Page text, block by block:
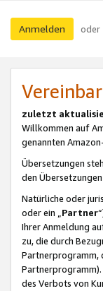
Anmelden oder
zuletzt
Willkommen auf
genannten
Übersetzungen
den
Natürliche oder
oder ein „Partner
Ihrer Anmeldung
zu, die durch
Partnerprogramm,
des Verbots von